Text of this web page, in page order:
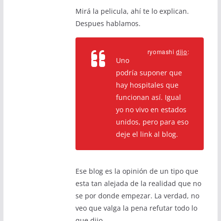
Mirá la pelicula, ahí te lo explican.
Despues hablamos.
ryomashidijo:
Uno
podría suponer que
hay hospitales que
funcionan así. Igual
yo no vivo en estados
unidos, pero para eso
deje el link al blog.
Ese blog es la opinión de un tipo que
esta tan alejada de la realidad que no
se por donde empezar. La verdad, no
veo que valga la pena refutar todo lo